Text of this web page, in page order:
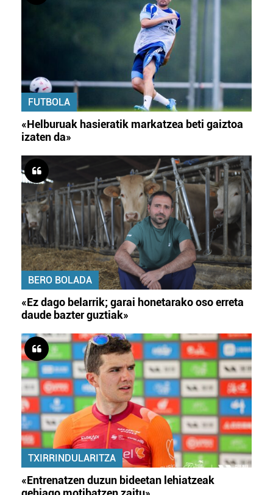
FUTBOLA
«Helburuak hasieratik markatzea beti gaiztoa
izaten da»
BERO BOLADA
«Ez dago belarrik; garai honetarako oso erreta
daude bazter guztiak»
TXIRRINDULARITZA
«Entrenatzen duzun bideetan lehiatzeak